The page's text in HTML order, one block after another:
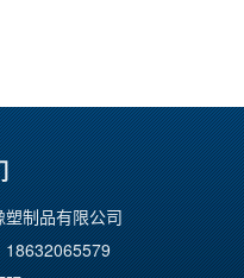
塑制品有限公司
18632065579